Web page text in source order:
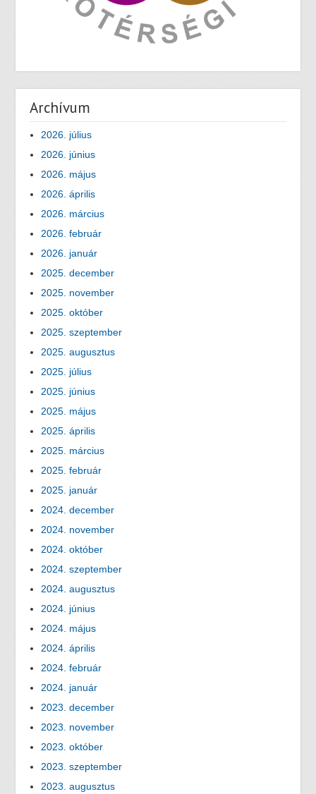
Archívum
2026. július
2026. június
2026. május
2026. április
2026. március
2026. február
2026. január
2025. december
2025. november
2025. október
2025. szeptember
2025. augusztus
2025. július
2025. június
2025. május
2025. április
2025. március
2025. február
2025. január
2024. december
2024. november
2024. október
2024. szeptember
2024. augusztus
2024. június
2024. május
2024. április
2024. február
2024. január
2023. december
2023. november
2023. október
2023. szeptember
2023. augusztus